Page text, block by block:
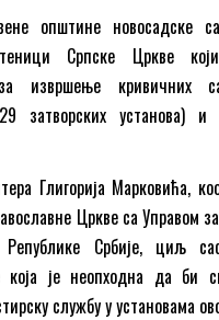
општине новосадске
Српске Цркве
извршење кривичних
затворских установа) и
Глигорија Марковића,
Цркве са Управом
Републике Србије, циљ
која је неопходна да би
службу у установама